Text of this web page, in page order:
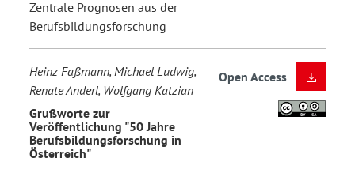
Zentrale Prognosen aus der
Berufsbildungsforschung
Heinz Faßmann, Michael Ludwig,
Renate Anderl, Wolfgang Katzian
Grußworte zur
Veröffentlichung "50 Jahre
Berufsbildungsforschung in
Österreich"
Open Access